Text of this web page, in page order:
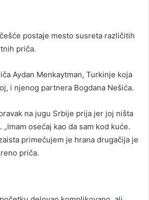
postaje mesto susreta različitih
priča.
Aydan Menkaytman, Turkinje koja
i njenog partnera Bogdana Nešića.
na jugu Srbije prija jer joj ništa
osećaj kao da sam kod kuće.
primećujem je hrana drugačija je
priča.